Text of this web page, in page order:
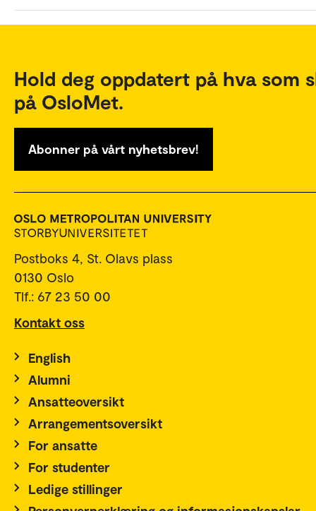
Hold deg oppdatert på hva som
på OsloMet.
Abonner på vårt nyhetsbrev!
Postboks 4, St. Olavs plass
0130 Oslo
Tlf.: 67 23 50 00
Kontakt oss
English
Alumni
Ansatteoversikt
Arrangementsoversikt
For ansatte
For studenter
Ledige stillinger